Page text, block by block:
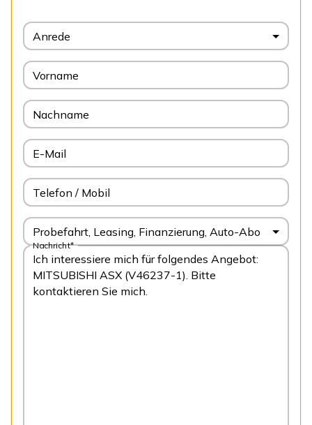
Anrede
Vorname
Nachname
E-Mail
Telefon / Mobil
Probefahrt, Leasing, Finanzierung, Auto-Abo
Nachricht*